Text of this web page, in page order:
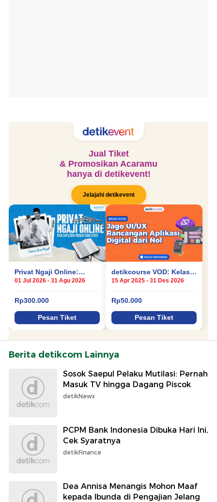
Berita detikcom Lainnya
Sosok Saepul Pelaku Mutilasi: Pernah
Masuk TV hingga Dagang Piscok
detikNews
PCPM Bank Indonesia Dibuka Hari Ini,
Cek Syaratnya
detikFinance
Dea Annisa Menangis Mohon Maaf
kepada Ibunda di Pengajian Jelang